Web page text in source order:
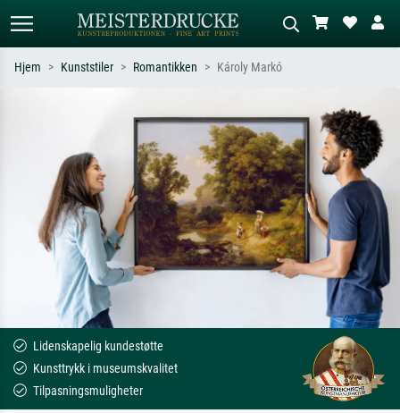
eksempel Monet, Stjernenatt,
impresjonisme, Hokusai-bølgen, akt.
Beskriv scenen – for eksempel grønn
eng, abstrakt med mye rødt, mørkt
oljemaleri, stående akt ved et tre.
Hjem Kunststiler Romantikken Károly Markó
Lidenskapelig kundestøtte
Kunsttrykk i museumskvalitet
Tilpasningsmuligheter